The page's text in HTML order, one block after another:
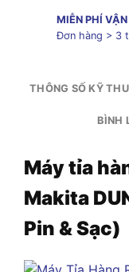
MIỄN PHÍ
Đơn hàng > 3
THÔNG SỐ KỸ
BÌNH
Máy tỉa
Makita
Pin & Sạc)